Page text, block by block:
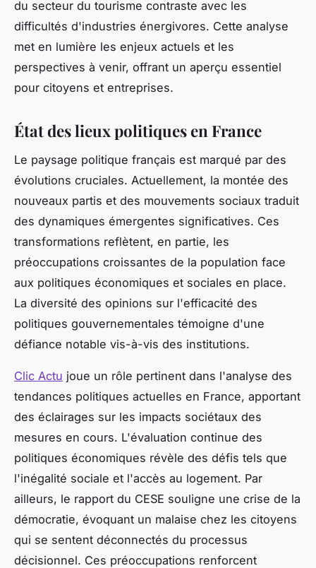
du secteur du tourisme contraste avec les
difficultés d'industries énergivores. Cette analyse
met en lumière les enjeux actuels et les
perspectives à venir, offrant un aperçu essentiel
pour citoyens et entreprises.
État des lieux politiques en France
Le paysage politique français est marqué par des
évolutions cruciales. Actuellement, la montée des
nouveaux partis et des mouvements sociaux traduit
des dynamiques émergentes significatives. Ces
transformations reflètent, en partie, les
préoccupations croissantes de la population face
aux politiques économiques et sociales en place.
La diversité des opinions sur l'efficacité des
politiques gouvernementales témoigne d'une
défiance notable vis-à-vis des institutions.
Clic Actu joue un rôle pertinent dans l'analyse des
tendances politiques actuelles en France, apportant
des éclairages sur les impacts sociétaux des
mesures en cours. L'évaluation continue des
politiques économiques révèle des défis tels que
l'inégalité sociale et l'accès au logement. Par
ailleurs, le rapport du CESE souligne une crise de la
démocratie, évoquant un malaise chez les citoyens
qui se sentent déconnectés du processus
décisionnel. Ces préoccupations renforcent